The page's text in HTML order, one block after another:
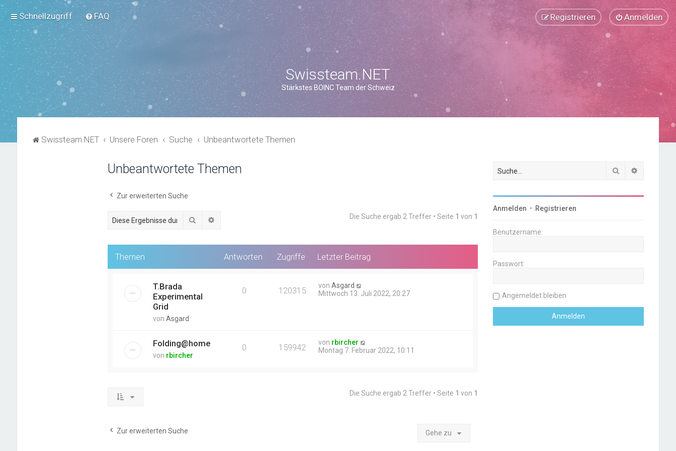
Schnellzugriff FAQ Anmelden
Registrieren
Swissteam.NET
Stärkstes BOINC Team der Schweiz
Swissteam.NET Unsere Foren Suche Unbeantwortete Themen
Unbeantwortete Themen
Zur erweiterten Suche
Suche Die Suche ergab 2 Treffer • Seite 1 von 1
Themen Antworten Zugriffe Letzter Beitrag
T.Brada
Experimental
Grid
von Asgard
0 120315 vonAsgard
Mittwoch 13. Juli 2022, 20:27
Folding@home
von rbircher
0 159942 von rbircher
Montag 7. Februar 2022, 10:11
Die Suche ergab 2 Treffer • Seite 1 von 1
Zur erweiterten Suche Gehe zu
Suche
Anmelden • Registrieren
Benutzername:
Passwort:
Angemeldet bleiben